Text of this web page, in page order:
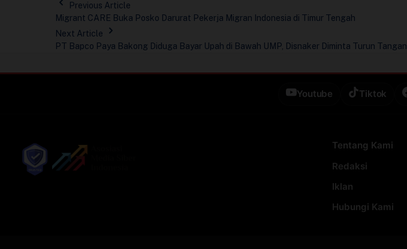
Previous Article
Migrant CARE Buka Posko Darurat Pekerja Migran Indonesia di Timur Tengah
Next Article
PT Bapco Paya Bakong Diduga Bayar Upah di Bawah UMP, Disnaker Diminta Turun Tangan
Youtube Tiktok
Tentang Kami
Redaksi
Iklan
Hubungi Kami